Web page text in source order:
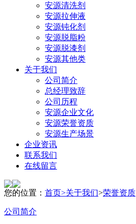
安源清洗剂
安源拉伸液
安源钝化剂
安源脱脂粉
安源脱漆剂
安源其他类
关于我们
公司简介
总经理致辞
公司历程
安源企业文化
安源荣誉资质
安源生产场景
企业资讯
联系我们
在线留言
您的位置： 首页>关于我们>荣誉资质
公司简介